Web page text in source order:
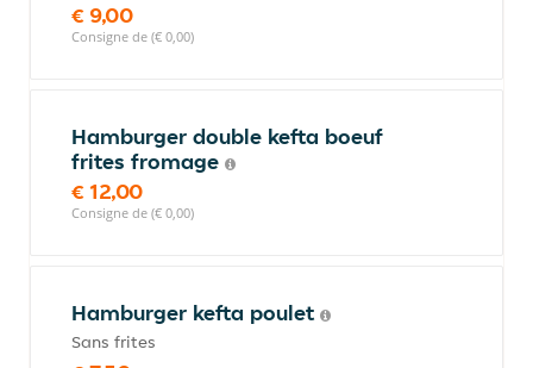
€ 9,00
Consigne de (€ 0,00)
Hamburger double kefta boeuf
frites fromage
€ 12,00
Consigne de (€ 0,00)
Hamburger kefta poulet
Sans frites